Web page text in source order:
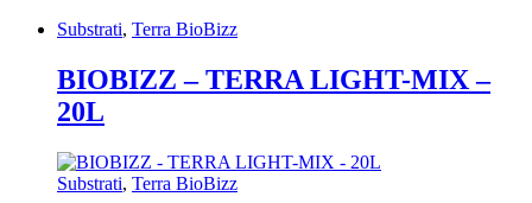
Substrati, Terra BioBizz
BIOBIZZ – TERRA LIGHT-MIX –
20L
Substrati, Terra BioBizz